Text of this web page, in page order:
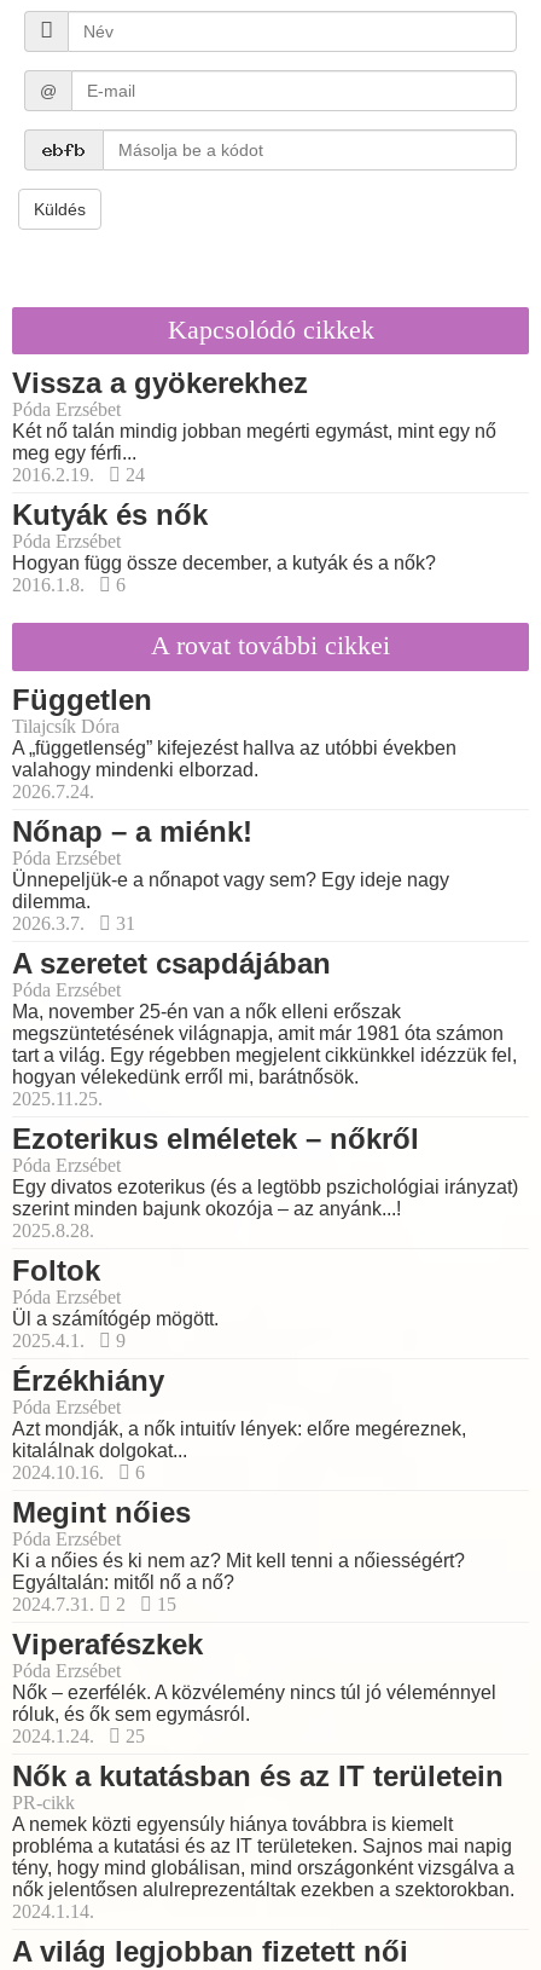
@
Küldés
Kapcsolódó cikkek
Vissza a gyökerekhez
Póda Erzsébet
Két nő talán mindig jobban megérti egymást, mint egy nő
meg egy férfi...
2016.2.19.
24
Kutyák és nők
Póda Erzsébet
Hogyan függ össze december, a kutyák és a nők?
2016.1.8.
6
A rovat további cikkei
Független
Tilajcsík Dóra
A „függetlenség” kifejezést hallva az utóbbi években
valahogy mindenki elborzad.
2026.7.24.
Nőnap – a miénk!
Póda Erzsébet
Ünnepeljük-e a nőnapot vagy sem? Egy ideje nagy
dilemma.
2026.3.7.
31
A szeretet csapdájában
Póda Erzsébet
Ma, november 25-én van a nők elleni erőszak
megszüntetésének világnapja, amit már 1981 óta számon
tart a világ. Egy régebben megjelent cikkünkkel idézzük fel,
hogyan vélekedünk erről mi, barátnősök.
2025.11.25.
Ezoterikus elméletek – nőkről
Póda Erzsébet
Egy divatos ezoterikus (és a legtöbb pszichológiai irányzat)
szerint minden bajunk okozója – az anyánk...!
2025.8.28.
Foltok
Póda Erzsébet
Ül a számítógép mögött.
2025.4.1.
9
Érzékhiány
Póda Erzsébet
Azt mondják, a nők intuitív lények: előre megéreznek,
kitalálnak dolgokat...
2024.10.16.
6
Megint nőies
Póda Erzsébet
Ki a nőies és ki nem az? Mit kell tenni a nőiességért?
Egyáltalán: mitől nő a nő?
2024.7.31.
2 15
Viperafészkek
Póda Erzsébet
Nők – ezerfélék. A közvélemény nincs túl jó véleménnyel
róluk, és ők sem egymásról.
2024.1.24.
25
Nők a kutatásban és az IT területein
PR-cikk
A nemek közti egyensúly hiánya továbbra is kiemelt
probléma a kutatási és az IT területeken. Sajnos mai napig
tény, hogy mind globálisan, mind országonként vizsgálva a
nők jelentősen alulreprezentáltak ezekben a szektorokban.
2024.1.14.
A világ legjobban fizetett női